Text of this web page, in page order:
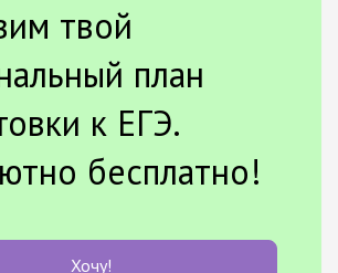
твой
план
к ЕГЭ.
бесплатно!
Хочу!